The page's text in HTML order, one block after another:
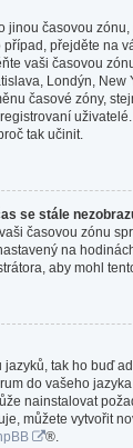
jinou časovou zónu,
přejděte na
vaši časovou
Londýn, New
časové zóny,
tak učinit.
se stále
časovou zónu
na
aby mohl
tak ho buď
do vašeho
nainstalovat
můžete vytvořit
®.